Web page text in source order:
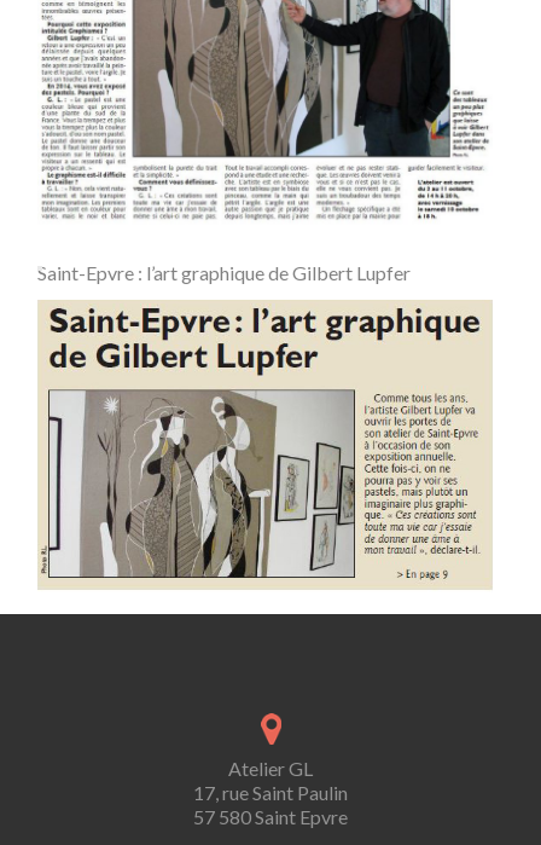
Saint-Epvre : l’art graphique de Gilbert Lupfer
Atelier GL
17, rue Saint Paulin
57 580 Saint Epvre